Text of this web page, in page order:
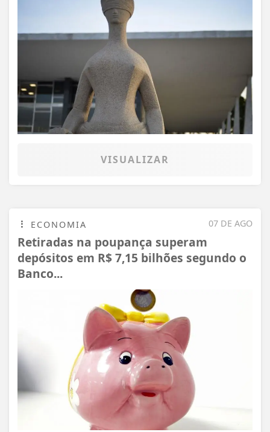
VISUALIZAR
07 DE AGO
ECONOMIA
Retiradas na poupança superam
depósitos em R$ 7,15 bilhões segundo o
Banco...